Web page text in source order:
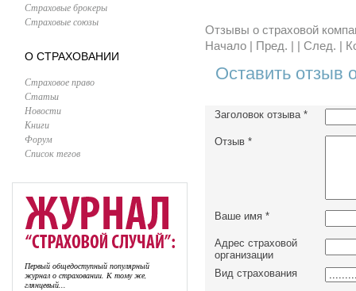
Страховые брокеры
Страховые союзы
О СТРАХОВАНИИ
Страховое право
Статьи
Новости
Книги
Форум
Список тегов
Первый общедоступный популярный
журнал о страховании. К тому же,
глянцевый...
Отзывы о страховой
Начало | Пред. | | След. |
Оставить отзыв
Заголовок отзыва *
Отзыв *
Ваше имя *
Адрес страховой
организации
Вид страхования